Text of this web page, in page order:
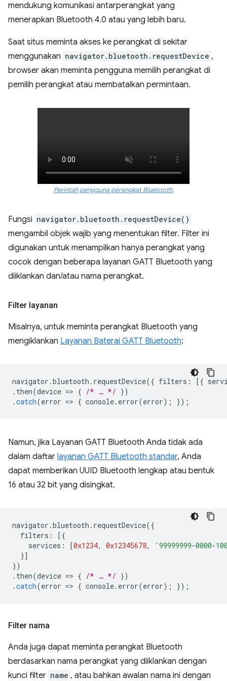
mendukung komunikasi antarperangkat yang
menerapkan Bluetooth 4.0 atau yang lebih baru.
Saat situs meminta akses ke perangkat di sekitar
menggunakan navigator.bluetooth.requestDevice ,
browser akan meminta pengguna memilih perangkat di
pemilih perangkat atau membatalkan permintaan.
Perintah pengguna perangkat Bluetooth.
Fungsi navigator.bluetooth.requestDevice()
mengambil objek wajib yang menentukan filter. Filter ini
digunakan untuk menampilkan hanya perangkat yang
cocok dengan beberapa layanan GATT Bluetooth yang
diiklankan dan/atau nama perangkat.
Filter layanan
Misalnya, untuk meminta perangkat Bluetooth yang
mengiklankan Layanan Baterai GATT Bluetooth:
navigator .bluetooth . requestDevice({ filters : [{
. then(device => { /* … */ })
.catch(error => { console. error(error); });
Namun, jika Layanan GATT Bluetooth Anda tidak ada
dalam daftar layanan GATT Bluetooth standar, Anda
dapat memberikan UUID Bluetooth lengkap atau bentuk
16 atau 32 bit yang disingkat.
navigator .bluetooth . requestDevice({
filters :
[{
services : [0x1234, 0x12345678,
'99999999-0000-
}]
})
. then(device => { /* … */ })
.catch(error => { console. error(error); });
Filter nama
Anda juga dapat meminta perangkat Bluetooth
berdasarkan nama perangkat yang diiklankan dengan
kunci filter name , atau bahkan awalan nama ini dengan